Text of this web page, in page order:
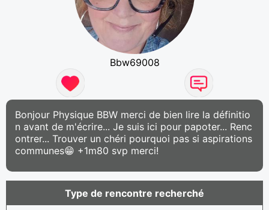
Bbw69008
Bonjour Physique BBW merci de bien lire la définitio
n avant de m'écrire... Je suis ici pour papoter... Renc
ontrer... Trouver un chéri pourquoi pas si aspirations
communes😁 +1m80 svp merci!
Type de rencontre recherché